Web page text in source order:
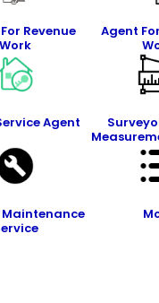
Revenue
Work
Agent
Agent